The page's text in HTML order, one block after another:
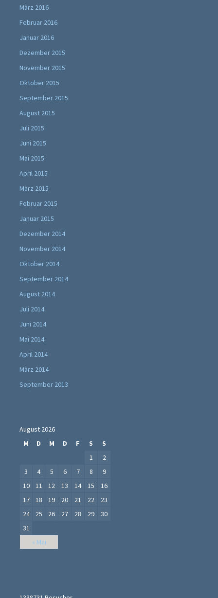
März 2016
Februar 2016
Januar 2016
Dezember 2015
November 2015
Oktober 2015
September 2015
August 2015
Juli 2015
Juni 2015
Mai 2015
April 2015
März 2015
Februar 2015
Januar 2015
Dezember 2014
November 2014
Oktober 2014
September 2014
August 2014
Juli 2014
Juni 2014
Mai 2014
April 2014
März 2014
September 2013
August 2026
M
D M D F S S
« Mai
1
2
3
4 5 6 7 8
9
10
11 12 13 14 15
16
17
18 19 20 21 22
23
24
25 26 27 28 29
30
31